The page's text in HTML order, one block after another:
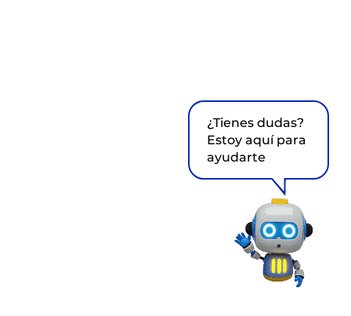
¿Tienes dudas?
Estoy aquí para
ayudarte